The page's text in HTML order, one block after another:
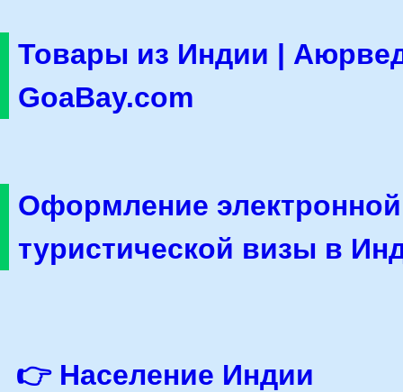
Товары из Индии |
GoaBay.com
Оформление электронной
туристической визы в
👉 Население Индии